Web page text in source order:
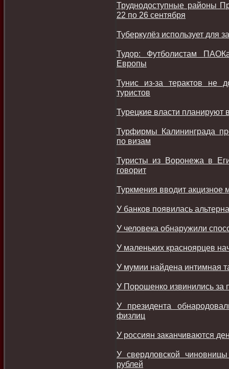
Труднодоступные районы
22 по 26 сентября
Туберкулёз использует для
Тудор: Футболистам
Европы
Тунис из-за терактов не
туристов
Турецкие власти планируют
Турфирмы Калининграда
по визам
Туристы из Воронежа в
говорит
Туркмения вводит акцизное
У банков появилась
У человека обнаружили
У маленьких красноярцев
У мумии найдена интимная
У Порошенко извинились за
У президента
физлиц
У россиян заканчиваются
У свердловской
рублей